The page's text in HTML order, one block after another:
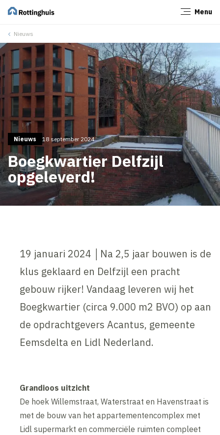
Menu
Nieuws
Nieuws 18 september 2024
Boegkwartier Delfzijl
opgeleverd!
19 januari 2024 │Na 2,5 jaar bouwen is de
klus geklaard en Delfzijl een pracht
gebouw rijker! Vandaag leveren wij het
Boegkwartier (circa 9.000 m2 BVO) op aan
de opdrachtgevers Acantus, gemeente
Eemsdelta en Lidl Nederland.
Grandioos uitzicht
De hoek Willemstraat, Waterstraat en Havenstraat is
met de bouw van het appartementencomplex met
Lidl supermarkt en commerciële ruimten compleet
Sluiten